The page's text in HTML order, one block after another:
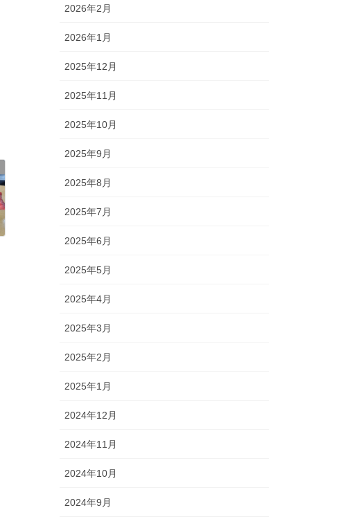
2026年2月
2026年1月
2025年12月
2025年11月
2025年10月
2025年9月
2025年8月
2025年7月
2025年6月
2025年5月
2025年4月
2025年3月
2025年2月
2025年1月
2024年12月
2024年11月
2024年10月
2024年9月